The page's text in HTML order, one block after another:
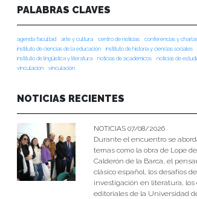
PALABRAS CLAVES
agenda facultad arte y cultura centro de noticias conferencias y
instituto de ciencias de la educación
instituto de historia y ciencias sociales
instituto de lingüística y literatura
noticias de académicos
noticias de
vinculacion
vinculación
NOTICIAS RECIENTES
NOTICIAS 07/08/2026
Durante el encuentro se
temas como la obra de Lope
Calderón de la Barca, el
clásico español, los desafíos
investigación en literatura, los
editoriales de la Universidad